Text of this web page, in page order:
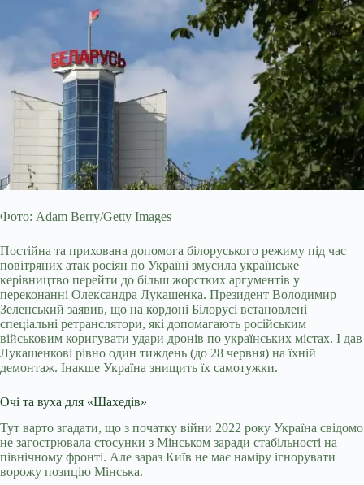
Фото: Adam Berry/Getty Images
Постійна та прихована допомога білоруського режиму під час
повітряних атак росіян по Україні змусила українське
керівництво перейти до більш жорстких аргументів у
переконанні Олександра Лукашенка. Президент Володимир
Зеленський заявив, що на кордоні Білорусі встановлені
спеціальні ретранслятори, які допомагають російським
військовим коригувати удари дронів по українських містах. І дав
Лукашенкові рівно один тиждень (до 28 червня) на їхній
демонтаж. Інакше Україна знищить їх самотужки.
Очі та вуха для «Шахедів»
Тут варто згадати, що з початку війни 2022 року Україна свідомо
не загострювала стосунки з Мінськом заради стабільності на
північному фронті. Але зараз Київ не має наміру ігнорувати
ворожу позицію Мінська.